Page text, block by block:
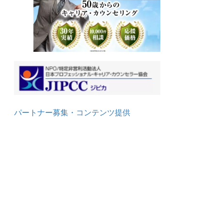
パートナー募集・コンテンツ提供